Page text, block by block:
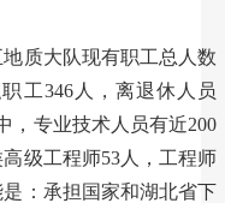
质大队现有职工总人数
工346人，离退休人员
，专业技术人员有近200
级工程师53人，工程师
：承担国家和湖北省下